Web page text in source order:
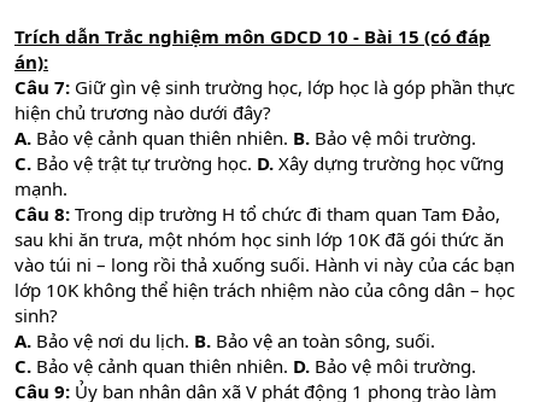
Trích dẫn Trắc nghiệm môn GDCD 10 - Bài 15 (có đáp
án):
Câu 7: Giữ gìn vệ sinh trường học, lớp học là góp phần thực
hiện chủ trương nào dưới đây?
A. Bảo vệ cảnh quan thiên nhiên. B. Bảo vệ môi trường.
C. Bảo vệ trật tự trường học. D. Xây dựng trường học vững
mạnh.
Câu 8: Trong dịp trường H tổ chức đi tham quan Tam Đảo,
sau khi ăn trưa, một nhóm học sinh lớp 10K đã gói thức ăn
vào túi ni – long rồi thả xuống suối. Hành vi này của các bạn
lớp 10K không thể hiện trách nhiệm nào của công dân – học
sinh?
A. Bảo vệ nơi du lịch. B. Bảo vệ an toàn sông, suối.
C. Bảo vệ cảnh quan thiên nhiên. D. Bảo vệ môi trường.
Câu 9: Ủy ban nhân dân xã V phát động 1 phong trào làm